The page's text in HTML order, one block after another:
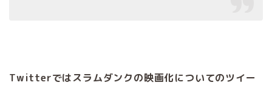
Twitterではスラムダンクの映画化についてのツイー